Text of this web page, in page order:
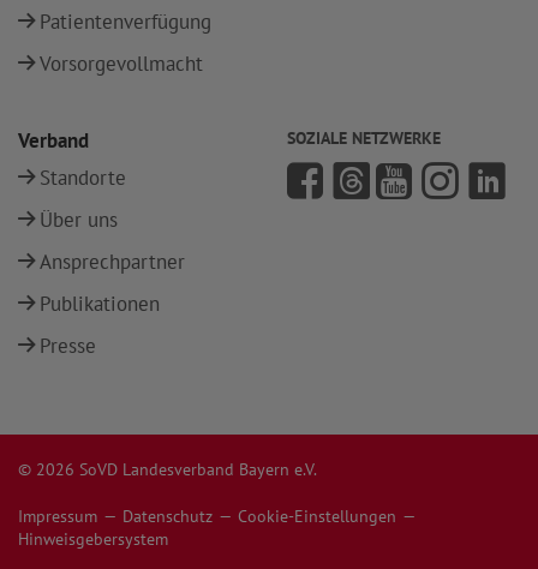
Patientenverfügung
Vorsorgevollmacht
Verband
Standorte
Über uns
Ansprechpartner
Publikationen
Presse
SOZIALE NETZWERKE
© 2026 SoVD Landesverband Bayern e.V.
Impressum Datenschutz
Cookie-Einstellungen
Hinweisgebersystem